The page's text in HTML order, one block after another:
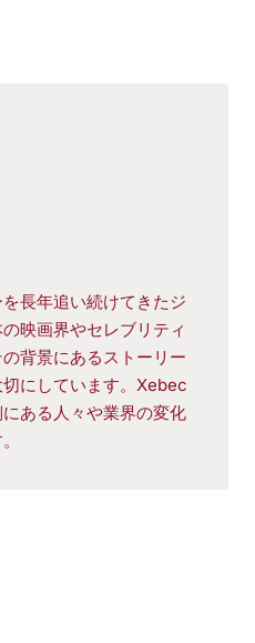
長年追い続けてきたジ
映画界やセレブリティ
背景にあるストーリー
にしています。Xebec
ある人々や業界の変化